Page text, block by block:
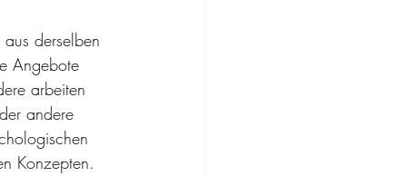
derselben
Angebote
arbeiten
andere
Konzepten.